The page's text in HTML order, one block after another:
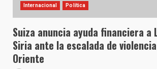
Internacional Política
Suiza anuncia ayuda financiera a
Siria ante la escalada de
Oriente